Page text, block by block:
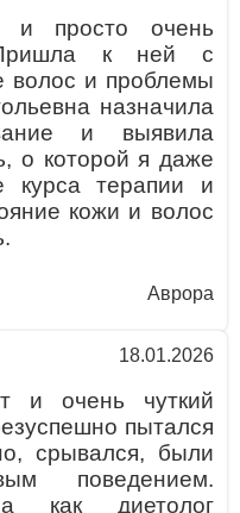
и просто очень
к ней с
волос и проблемы
назначила
и выявила
о которой я даже
курса терапии и
кожи и волос
Аврора
18.01.2026
и очень чуткий
пытался
срывался, были
поведением.
как диетолог